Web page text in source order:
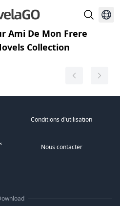
Ami De Mon Frere
Collection
Conditions d'utilisation
Nous contacter